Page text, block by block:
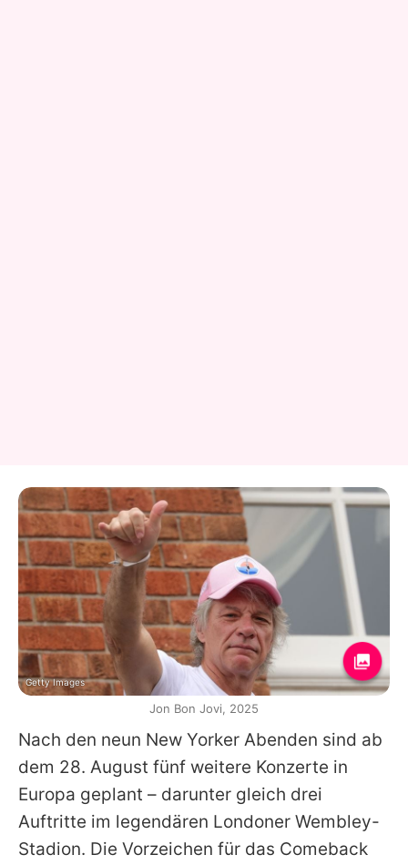
Nach den neun New Yorker Abenden sind ab
dem 28. August fünf weitere Konzerte in
Europa geplant – darunter gleich drei
Auftritte im legendären Londoner Wembley-
Stadion. Die Vorzeichen für das Comeback
Getty Images
Jon Bon Jovi, 2025